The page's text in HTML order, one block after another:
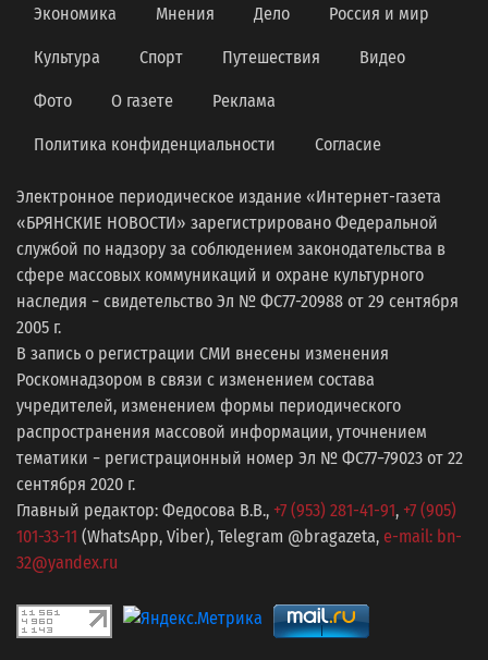
Экономика Мнения Дело Россия и мир
Культура Спорт Путешествия Видео
Фото О газете Реклама
Политика конфиденциальности Согласие
Электронное периодическое издание «Интернет-газета
«БРЯНСКИЕ НОВОСТИ» зарегистрировано Федеральной
службой по надзору за соблюдением законодательства в
сфере массовых коммуникаций и охране культурного
наследия − свидетельство Эл № ФС77-20988 от 29 сентября
2005 г.
В запись о регистрации СМИ внесены изменения
Роскомнадзором в связи с изменением состава
учредителей, изменением формы периодического
распространения массовой информации, уточнением
тематики − регистрационный номер Эл № ФС77−79023 от 22
сентября 2020 г.
Главный редактор: Федосова В.В., +7 (953) 281-41-91, +7 (905)
101-33-11 (WhatsApp, Viber), Telegram @bragazeta, e-mail: bn-
32@yandex.ru